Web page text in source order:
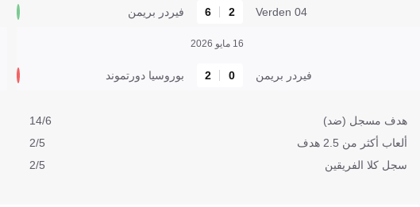
Verden 04
2
6 فيردر بريمن
16 مايو 2026
فيردر بريمن 0
2 بوروسيا دورتموند
هدف مسجل (ضد)
14/6
ألعاب أكثر من 2.5 هدف
2/5
سجل كلا الفريقين
2/5